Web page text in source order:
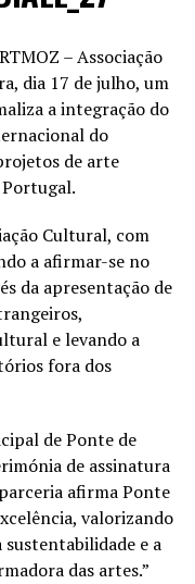
– Associação
dia 17 de julho, um
a integração do
do
de arte
Cultural, com
a afirmar-se no
da apresentação de
e levando a
fora dos
de Ponte de
de assinatura
afirma Ponte
valorizando
e a
das artes.”